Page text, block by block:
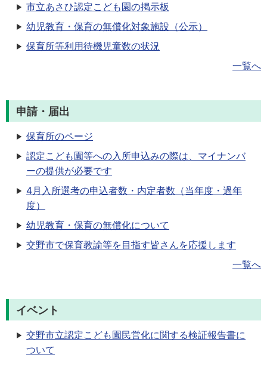
市立あさひ認定こども園の掲示板
幼児教育・保育の無償化対象施設（公示）
保育所等利用待機児童数の状況
一覧へ
申請・届出
保育所のページ
認定こども園等への入所申込みの際は、マイナンバ
ーの提供が必要です
4月入所選考の申込者数・内定者数（当年度・過年
度）
幼児教育・保育の無償化について
交野市で保育教諭等を目指す皆さんを応援します
一覧へ
イベント
交野市立認定こども園民営化に関する検証報告書に
ついて